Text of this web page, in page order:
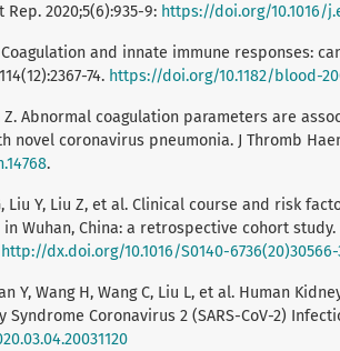
Rep. 2020;5(6):935-9: https://doi.org/10.1016/
Coagulation and innate immune responses:
74. https://doi.org/10.1182/blood-
Z. Abnormal coagulation parameters are
novel coronavirus pneumonia. J Thromb
.
G, Liu Y, Liu Z, et al. Clinical course and risk
in Wuhan, China: a retrospective cohort study.
http://dx.doi.org/10.1016/S0140-6736(20)30566-
Y, Wang H, Wang C, Liu L, et al. Human
Coronavirus 2 (SARS-CoV-2)